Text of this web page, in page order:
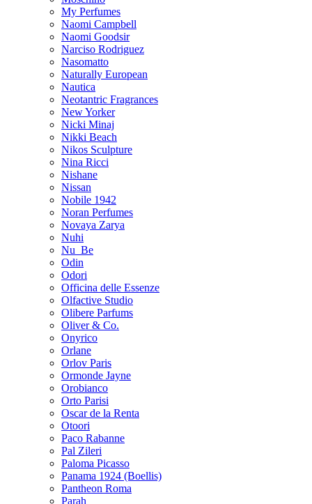
My Perfumes
Naomi Campbell
Naomi Goodsir
Narciso Rodriguez
Nasomatto
Naturally European
Nautica
Neotantric Fragrances
New Yorker
Nicki Minaj
Nikki Beach
Nikos Sculpture
Nina Ricci
Nishane
Nissan
Nobile 1942
Noran Perfumes
Novaya Zarya
Nuhi
Nu_Be
Odin
Odori
Officina delle Essenze
Olfactive Studio
Olibere Parfums
Oliver & Co.
Onyrico
Orlane
Orlov Paris
Ormonde Jayne
Orobianco
Orto Parisi
Oscar de la Renta
Otoori
Paco Rabanne
Pal Zileri
Paloma Picasso
Panama 1924 (Boellis)
Pantheon Roma
Parah